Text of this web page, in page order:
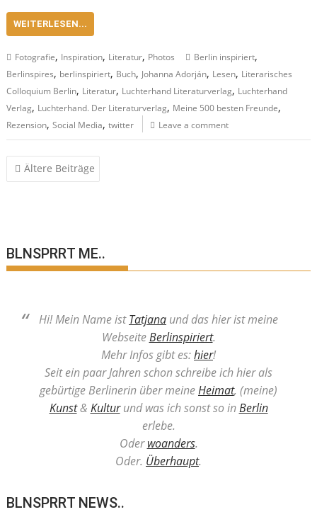
WEITERLESEN...
Fotografie, Inspiration, Literatur, Photos Berlin inspiriert,
Berlinspires, berlinspiriert, Buch, Johanna Adorján, Lesen, Literarisches
Colloquium Berlin, Literatur, Luchterhand Literaturverlag, Luchterhand
Verlag, Luchterhand. Der Literaturverlag, Meine 500 besten Freunde,
Rezension,Social Media,twitter Leave a comment
Beitragsnavigation
Ältere Beiträge
BLNSPRRT ME..
Hi! Mein Name istTatjana und das hier ist meine
WebseiteBerlinspiriert.
Mehr Infos gibt es:hier!
Seit ein paar Jahren schon schreibe ich hier als
gebürtige Berlinerin über meineHeimat, (meine)
Kunst& Kulturund was ich sonst so inBerlin
erlebe.
Oderwoanders.
Oder. Überhaupt.
BLNSPRRT NEWS..